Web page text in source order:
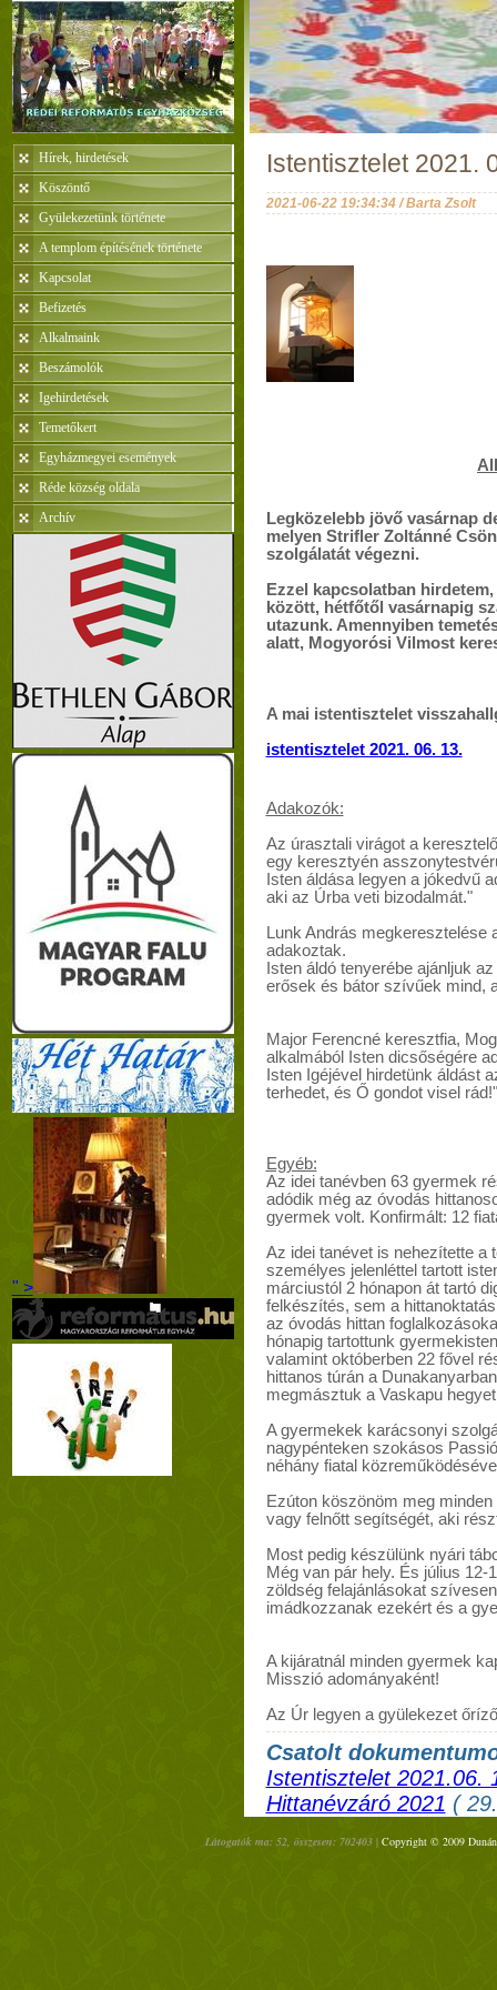
Hírek, hirdetések
Köszöntő
Gyülekezetünk története
A templom építésének története
Kapcsolat
Befizetés
Alkalmaink
Beszámolók
Igehirdetések
Temetőkert
Egyházmegyei események
Réde község oldala
Archív
" >
Istentisztelet 2021.
2021-06-22 19:34:34 / Barta Zsolt
Legközelebb jövő vasárnap
melyen Strifler Zoltánné
szolgálatát végezni.
Ezzel kapcsolatban
között, hétfőtől vasárnapig
utazunk. Amennyiben
alatt, Mogyorósi Vilmost
A mai istentisztelet
istentisztelet 2021. 06. 13.
Adakozók:
Az úrasztali virágot a
egy keresztyén
Isten áldása legyen a jókedvű
aki az Úrba veti bizodalmát."
Lunk András
adakoztak.
Isten áldó tenyerébe ajánljuk
erősek és bátor szívűek mind,
Major Ferencné keresztfia,
alkalmából Isten dicsőségére
Isten Igéjével hirdetünk áldást
terhedet, és Ő gondot visel rád!"
Egyéb:
Az idei tanévben 63 gyermek
adódik még az óvodás
gyermek volt. Konfirmált: 12
Az idei tanévet is nehezítette a
személyes jelenléttel tartott
márciustól 2 hónapon át tartó
felkészítés, sem a
az óvodás hittan
hónapig tartottunk
valamint októberben 22 fővel
hittanos túrán a
megmásztuk a Vaskapu
A gyermekek karácsonyi
nagypénteken szokásos
néhány fiatal
Ezúton köszönöm meg
vagy felnőtt segítségét, aki
Most pedig készülünk nyári
Még van pár hely. És július
zöldség felajánlásokat
imádkozzanak ezekért és a
A kijáratnál minden gyermek
Misszió adományaként!
Az Úr legyen a gyülekezet
Csatolt
Istentisztelet 2021.06.
Hittanévzáró 2021 (
Látogatók ma: 52, összesen: 702403 | Copyright © 2009